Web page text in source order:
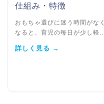
仕組み・特徴
おもちゃ選びに迷う時間がなく
なると、育児の毎日が少し軽
詳しく見る →